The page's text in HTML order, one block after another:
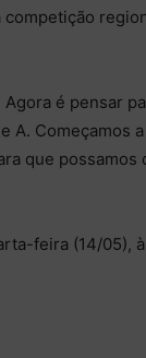
é pensar
A. Começamos
que
feira (14/05),